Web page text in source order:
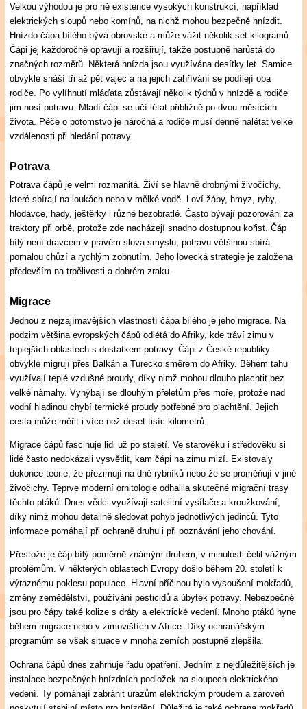
Velkou výhodou je pro ně existence vysokých konstrukcí, například
elektrických sloupů nebo komínů, na nichž mohou bezpečně hnízdit.
Hnízdo čápa bílého bývá obrovské a může vážit několik set kilogramů.
Čápi jej každoročně opravují a rozšiřují, takže postupně narůstá do
značných rozměrů. Některá hnízda jsou využívána desítky let. Samice
obvykle snáší tři až pět vajec a na jejich zahřívání se podílejí oba
rodiče. Po vylíhnutí mláďata zůstávají několik týdnů v hnízdě a rodiče
jim nosí potravu. Mladí čápi se učí létat přibližně po dvou měsících
života. Péče o potomstvo je náročná a rodiče musí denně nalétat velké
vzdálenosti při hledání potravy.
Potrava
Potrava čápů je velmi rozmanitá. Živí se hlavně drobnými živočichy,
které sbírají na loukách nebo v mělké vodě. Loví žáby, hmyz, ryby,
hlodavce, hady, ještěrky i různé bezobratlé. Často bývají pozorováni za
traktory při orbě, protože zde nacházejí snadno dostupnou kořist. Čáp
bílý není dravcem v pravém slova smyslu, potravu většinou sbírá
pomalou chůzí a rychlým zobnutím. Jeho lovecká strategie je založena
především na trpělivosti a dobrém zraku.
Migrace
Jednou z nejzajímavějších vlastností čápa bílého je jeho migrace. Na
podzim většina evropských čápů odlétá do Afriky, kde tráví zimu v
teplejších oblastech s dostatkem potravy. Čápi z České republiky
obvykle migrují přes Balkán a Turecko směrem do Afriky. Během tahu
využívají teplé vzdušné proudy, díky nimž mohou dlouho plachtit bez
velké námahy. Vyhýbají se dlouhým přeletům přes moře, protože nad
vodní hladinou chybí termické proudy potřebné pro plachtění. Jejich
cesta může měřit i více než deset tisíc kilometrů.
Migrace čápů fascinuje lidi už po staletí. Ve starověku i středověku si
lidé často nedokázali vysvětlit, kam čápi na zimu mizí. Existovaly
dokonce teorie, že přezimují na dně rybníků nebo že se proměňují v jiné
živočichy. Teprve moderní ornitologie odhalila skutečné migrační trasy
těchto ptáků. Dnes vědci využívají satelitní vysílače a kroužkování,
díky nimž mohou detailně sledovat pohyb jednotlivých jedinců. Tyto
informace pomáhají při ochraně druhu i při poznávání jeho chování.
Přestože je čáp bílý poměrně známým druhem, v minulosti čelil vážným
problémům. V některých oblastech Evropy došlo během 20. století k
výraznému poklesu populace. Hlavní příčinou bylo vysoušení mokřadů,
změny zemědělství, používání pesticidů a úbytek potravy. Nebezpečné
jsou pro čápy také kolize s dráty a elektrické vedení. Mnoho ptáků hyne
během migrace nebo v zimovištích v Africe. Díky ochranářským
programům se však situace v mnoha zemích postupně zlepšila.
Ochrana čápů dnes zahrnuje řadu opatření. Jedním z nejdůležitějších je
instalace bezpečných hnízdních podložek na sloupech elektrického
vedení. Ty pomáhají zabránit úrazům elektrickým proudem a zároveň